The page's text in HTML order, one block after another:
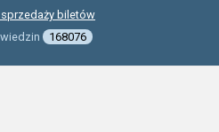
biletów
168076